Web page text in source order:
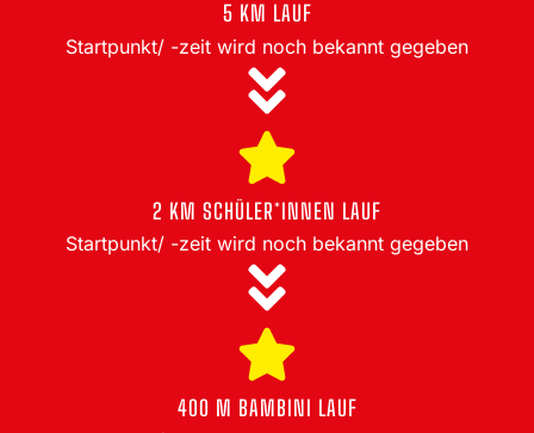
5 KM LAUF
Startpunkt/ -zeit wird noch bekannt gegeben
2 KM SCHÜLER*INNEN LAUF
Startpunkt/ -zeit wird noch bekannt gegeben
400 M BAMBINI LAUF